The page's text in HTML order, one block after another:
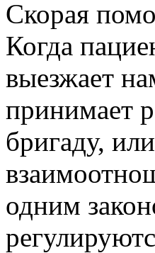
Скорая
Когда
выезжает
принимает
бригаду,
одним